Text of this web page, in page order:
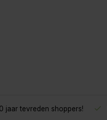
jaar tevreden shoppers!